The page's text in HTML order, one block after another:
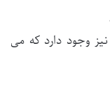
وجود دارد که می